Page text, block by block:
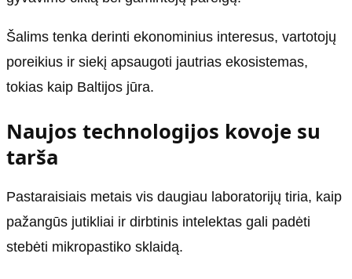
Šalims tenka derinti ekonominius interesus, vartotojų
poreikius ir siekį apsaugoti jautrias ekosistemas,
tokias kaip Baltijos jūra.
Naujos technologijos kovoje su
tarša
Pastaraisiais metais vis daugiau laboratorijų tiria, kaip
pažangūs jutikliai ir dirbtinis intelektas gali padėti
stebėti mikropastiko sklaidą.